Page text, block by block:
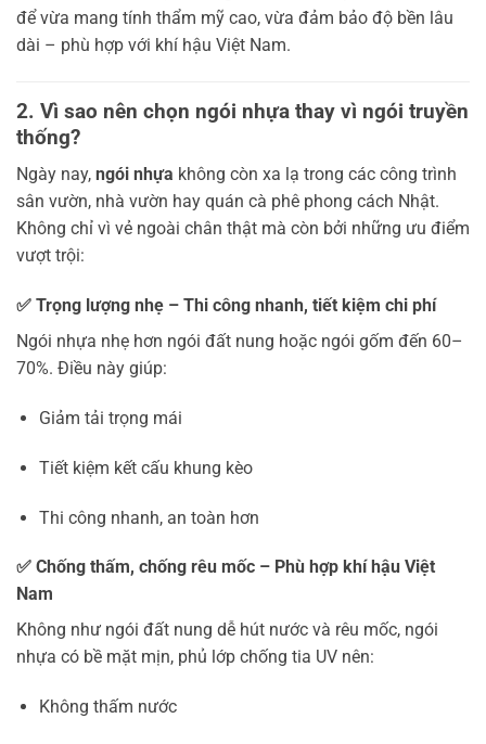
để vừa mang tính thẩm mỹ cao, vừa đảm bảo độ bền lâu
dài – phù hợp với khí hậu Việt Nam.
2. Vì sao nên chọn ngói nhựa thay vì ngói truyền
thống?
Ngày nay, ngói nhựa không còn xa lạ trong các công trình
sân vườn, nhà vườn hay quán cà phê phong cách Nhật.
Không chỉ vì vẻ ngoài chân thật mà còn bởi những ưu điểm
vượt trội:
✅ Trọng lượng nhẹ – Thi công nhanh, tiết kiệm chi phí
Ngói nhựa nhẹ hơn ngói đất nung hoặc ngói gốm đến 60–
70%. Điều này giúp:
Giảm tải trọng mái
Tiết kiệm kết cấu khung kèo
Thi công nhanh, an toàn hơn
✅ Chống thấm, chống rêu mốc – Phù hợp khí hậu Việt
Nam
Không như ngói đất nung dễ hút nước và rêu mốc, ngói
nhựa có bề mặt mịn, phủ lớp chống tia UV nên:
Không thấm nước